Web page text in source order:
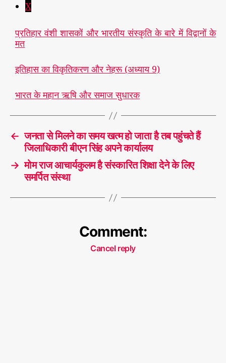
X
प्रतिहार वंशी शासकों और भारतीय संस्कृति के बारे में विद्वानों के
मत
इतिहास का विकृतिकरण और नेहरू (अध्याय 9)
भारत के महान ऋषि और समाज सुधारक
← जनता से मिलने का समय खत्म हो जाता है तब पहुंचते हैं
जिलाधिकारी बीएन सिंह अपने कार्यालय
→ मोम राज आचार्यकुलम है संस्कारित शिक्षा देने के लिए
समर्पित संस्था
Comment:
Cancel reply